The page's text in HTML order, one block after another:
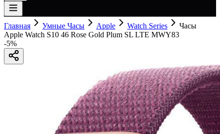
Главная Умные Часы Apple Watch Series
Часы
Apple Watch S10 46 Rose Gold Plum SL LTE MWY83
-5%